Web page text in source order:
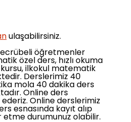
ulaşabilirsiniz.
öğretmenler
özel ders, hızlı okuma
ilkokul matematik
Derslerimiz 40
mola 40 dakika ders
Online ders
ederiz. Online derslerimiz
esnasında kayıt alıp
durumunuz olabilir.